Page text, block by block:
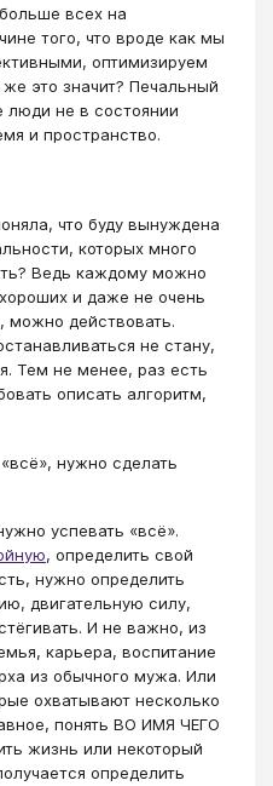
всех на
того, что вроде как мы
оптимизируем
это значит? Печальный
люди не в состоянии
и пространство.
что буду вынуждена
которых много
Ведь каждому можно
и даже не очень
можно действовать.
не стану,
Тем не менее, раз есть
описать алгоритм,
нужно сделать
успевать «всё».
, определить свой
нужно определить
двигательную силу,
И не важно, из
карьера, воспитание
из обычного мужа. Или
охватывают несколько
понять ВО ИМЯ ЧЕГО
жизнь или некоторый
определить